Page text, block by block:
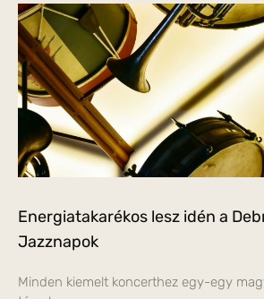
Energiatakarékos lesz idén a
Jazznapok
Minden kiemelt koncerthez egy-egy